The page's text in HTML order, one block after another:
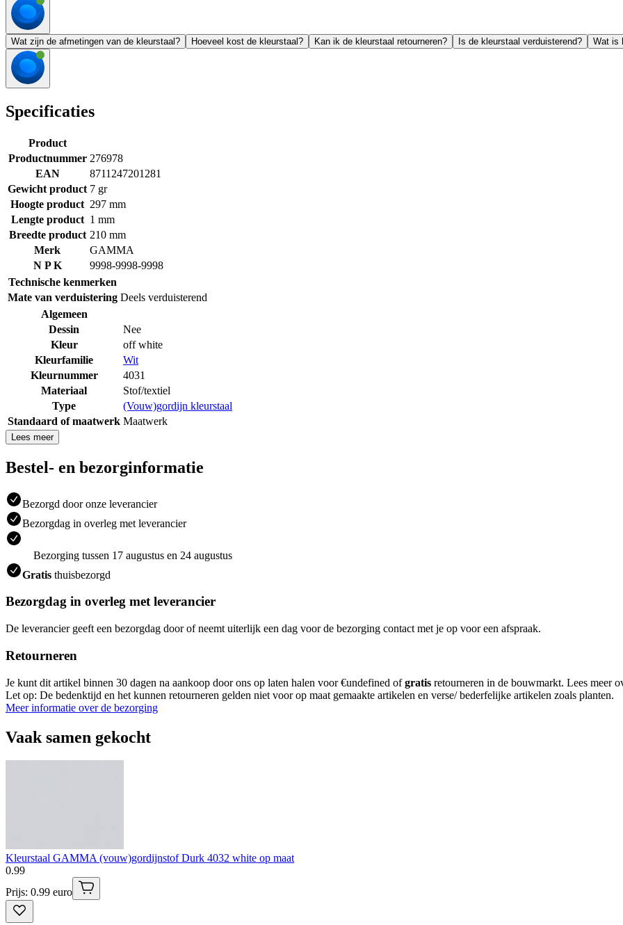
Wat zijn de afmetingen van de kleurstaal? Hoeveel kost de kleurstaal? Kan ik de kleurstaal retourneren? Is de kleurstaal verduisterend? Wat is
Specificaties
Product
Productnummer 276978
EAN
8711247201281
Gewicht product 7 gr
Hoogte product 297 mm
Lengte product 1 mm
Breedte product 210 mm
Merk
GAMMA
N P K
9998-9998-9998
Technische kenmerken
Mate van verduistering Deels verduisterend
Algemeen
Dessin
Nee
Kleur
off white
Kleurfamilie
Wit
Kleurnummer
4031
Materiaal
Stof/textiel
Type
(Vouw)gordijn kleurstaal
Standaard of maatwerk Maatwerk
Lees meer
Bestel- en bezorginformatie
Bezorgd door onze leverancier
Bezorgdag in overleg met leverancier
Bezorging tussen 17 augustus en 24 augustus
Gratis thuisbezorgd
Bezorgdag in overleg met leverancier
De leverancier geeft een bezorgdag door of neemt uiterlijk een dag voor de bezorging contact met je op voor een afspraak.
Retourneren
Je kunt dit artikel binnen 30 dagen na aankoop door ons op laten halen voor €undefined ofgratis retourneren in de bouwmarkt. Lees meer
Let op: De bedenktijd en het kunnen retourneren gelden niet voor op maat gemaakte artikelen en verse/ bederfelijke artikelen zoals planten.
Meer informatie over de bezorging
Vaak samen gekocht
Kleurstaal GAMMA (vouw)gordijnstof Durk 4032 white op maat
0.99
Prijs: 0.99 euro